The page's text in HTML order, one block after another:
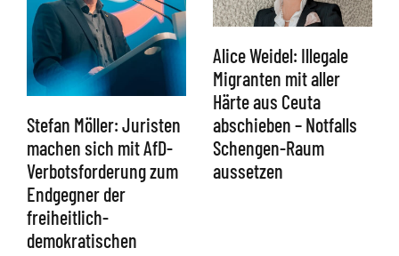
Stefan Möller: Juristen
machen sich mit AfD-
Verbotsforderung zum
Endgegner der
freiheitlich-
demokratischen
Alice Weidel: Illegale
Migranten mit aller
Härte aus Ceuta
abschieben – Notfalls
Schengen-Raum
aussetzen